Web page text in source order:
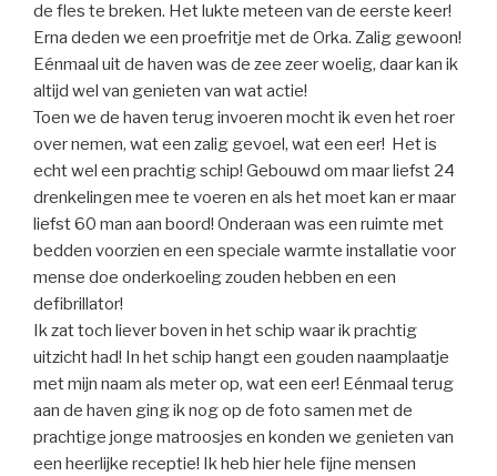
de fles te breken. Het lukte meteen van de eerste keer!
Erna deden we een proefritje met de Orka. Zalig gewoon!
Eénmaal uit de haven was de zee zeer woelig, daar kan ik
altijd wel van genieten van wat actie!
Toen we de haven terug invoeren mocht ik even het roer
over nemen, wat een zalig gevoel, wat een eer! Het is
echt wel een prachtig schip! Gebouwd om maar liefst 24
drenkelingen mee te voeren en als het moet kan er maar
liefst 60 man aan boord! Onderaan was een ruimte met
bedden voorzien en een speciale warmte installatie voor
mense doe onderkoeling zouden hebben en een
defibrillator!
Ik zat toch liever boven in het schip waar ik prachtig
uitzicht had! In het schip hangt een gouden naamplaatje
met mijn naam als meter op, wat een eer! Eénmaal terug
aan de haven ging ik nog op de foto samen met de
prachtige jonge matroosjes en konden we genieten van
een heerlijke receptie! Ik heb hier hele fijne mensen